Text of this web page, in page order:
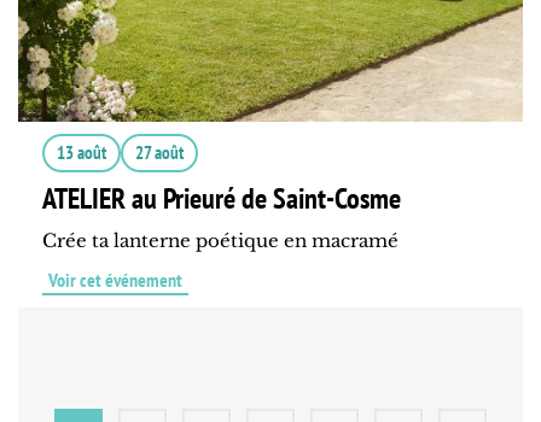
13 août 27 août
ATELIER au Prieuré de Saint-Cosme
Crée ta lanterne poétique en macramé
Voir cet événement